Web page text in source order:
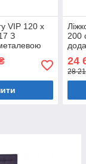
VIP 120 х
З
рамою
200
24
28